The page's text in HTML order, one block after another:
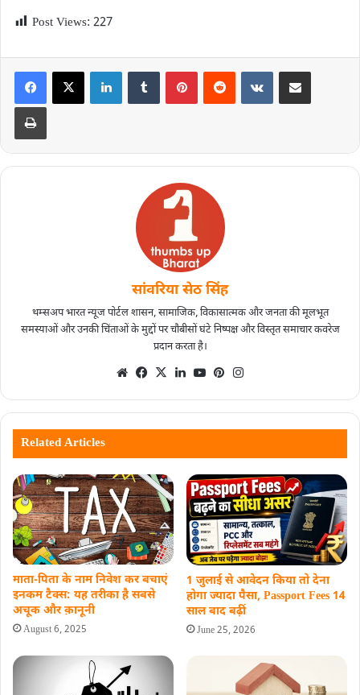
Post Views: 227
सांवरिया सेठ सिंह
थम्सअप भारत न्यूज पोर्टल शासन, सामाजिक, विकासात्मक और जनता की मूलभूत
समस्याओं और उनकी चिंताओं के मुद्दों पर चौबीसों घंटे निष्पक्ष और विस्तृत समाचार कवरेज
प्रदान करता है।
Related Articles
माता‑पिता के नाम निवेश कर बचाएं
इनकम टैक्स: यह तरीका है सबसे
अचूक और क़ानूनी
August 6, 2025
1 जुलाई से आवेदन किया तो देना
होगा ज्यादा पैसा, Passport Fees 14
साल बाद बढ़ीं
June 25, 2026